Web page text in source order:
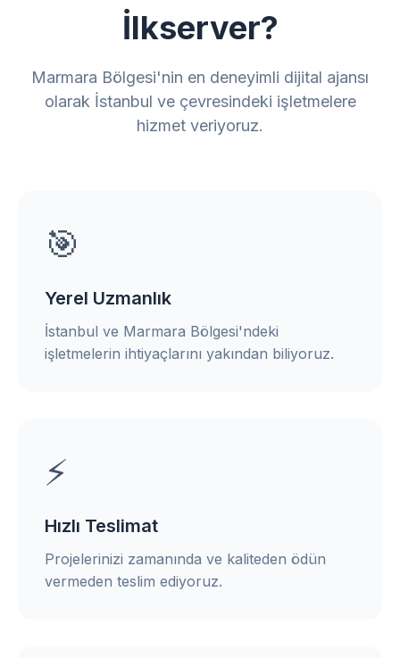
İlkserver?
Marmara Bölgesi'nin en deneyimli dijital ajansı
olarak İstanbul ve çevresindeki işletmelere
hizmet veriyoruz.
🎯
Yerel Uzmanlık
İstanbul ve Marmara Bölgesi'ndeki
işletmelerin ihtiyaçlarını yakından biliyoruz.
⚡
Hızlı Teslimat
Projelerinizi zamanında ve kaliteden ödün
vermeden teslim ediyoruz.